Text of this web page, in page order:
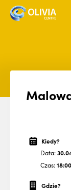
Kiedy?
Data:
Czas:18:00
Gdzie?